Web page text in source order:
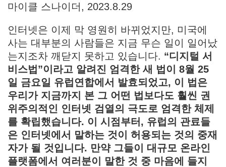
마이클 스나이더, 2023.8.29
인터넷은 이제 막 영원히 바뀌었지만, 미국에
사는 대부분의 사람들은 지금 무슨 일이 일어났
는지조차 깨닫지 못하고 있습니다. “디지털 서
비스법”이라고 알려진 엄격한 새 법이 8월 25
일 금요일 유럽연합에서 발효되었고, 이 법은
우리가 지금까지 본 그 어떤 법보다도 훨씬 권
위주의적인 인터넷 검열의 극도로 엄격한 체제
를 확립했습니다. 이 시점부터, 유럽의 관료들
은 인터넷에서 말하는 것이 허용되는 것의 중재
자가 될 것입니다. 만약 그들이 대규모 온라인
플랫폼에서 여러분이 말한 것 중 마음에 들지